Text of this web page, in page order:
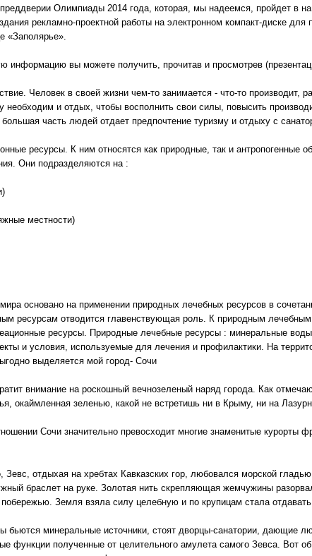
Олимпиады 2014 года, которая, мы надеемся, пройдет в
рекламно-проектной работы на электронном компакт-диске
«Заполярье».
информацию вы можете получить, прочитав и просмотрев
Человек в своей жизни чем-то занимается - что-то производит,
необходим и отдых, чтобы восполнить свои силы, повысить
часть людей отдает предпочтение туризму и отдыху с
ресурсы. К ним относятся как природные, так и антропогенные
Они подразделяются на :
местности)
основано на применении природных лечебных ресурсов в
ресурсам отводится главенствующая роль. К природным
ресурсы. Природные лечебные ресурсы : минеральные
и условия, используемые для лечения и профилактики. На
выделяется мой город- Сочи
внимание на роскошный вечнозеленый наряд города. Как
окаймленная зеленью, какой не встретишь ни в Крыму, ни на
Сочи значительно превосходит многие знаменитые курорты
Зевс, отдыхая на хребтах Кавказских гор, любовался морской
браслет на руке. Золотая нить скрепляющая жемчужины
Земля взяла силу целебную и по крупицам стала
бьются минеральные источники, стоят дворцы-санатории, дающие
функции полученные от целительного амулета самого Зевса. Вот